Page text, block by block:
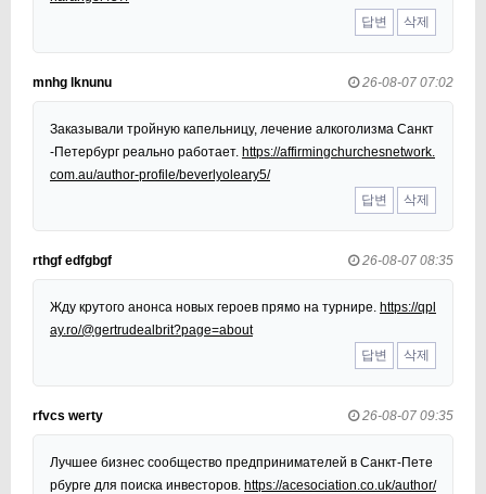
답변
삭제
mnhg lknunu 26-08-07 07:02
Заказывали тройную капельницу, лечение алкоголизма Санкт
-Петербург реально работает. https://affirmingchurchesnetwork.
com.au/author-profile/beverlyoleary5/
답변
삭제
rthgf edfgbgf 26-08-07 08:35
Жду крутого анонса новых героев прямо на турнире. https://qpl
ay.ro/@gertrudealbrit?page=about
답변
삭제
rfvcs werty 26-08-07 09:35
Лучшее бизнес сообщество предпринимателей в Санкт-Пете
рбурге для поиска инвесторов. https://acesociation.co.uk/author/